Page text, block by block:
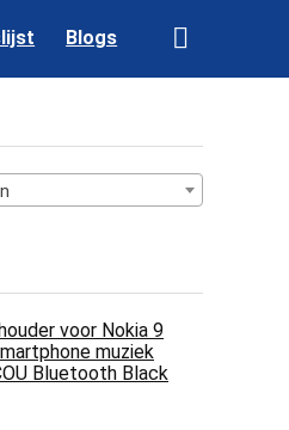
Blogs
voor Nokia 9
muziek
Bluetooth Black